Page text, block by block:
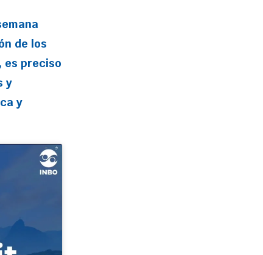
de los
es preciso
y
y